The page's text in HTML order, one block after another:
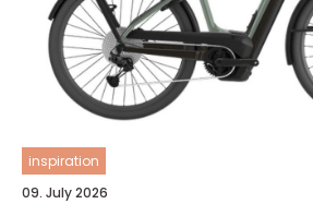
inspiration
09. July 2026